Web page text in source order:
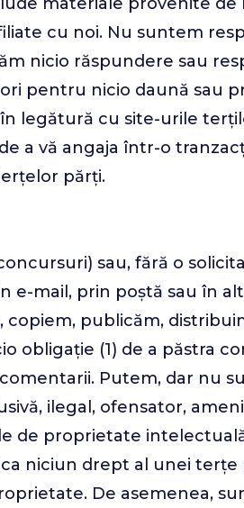
materiale provenite de
cu noi. Nu suntem
nicio răspundere sau
pentru nicio daună sau
legătură cu site-urile
a vă angaja într-o
părți.
sau, fără o
e-mail, prin poștă sau în
publicăm,
obligație (1) de a păstra
Putem, dar nu
ilegal, ofensator,
de proprietate
niciun drept al unei terțe
De asemenea,